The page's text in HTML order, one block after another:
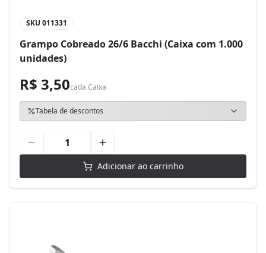
SKU 011331
Grampo Cobreado 26/6 Bacchi (Caixa com 1.000
unidades)
R$ 3,50cada Caixa
Tabela de descontos
Adicionar ao carrinho